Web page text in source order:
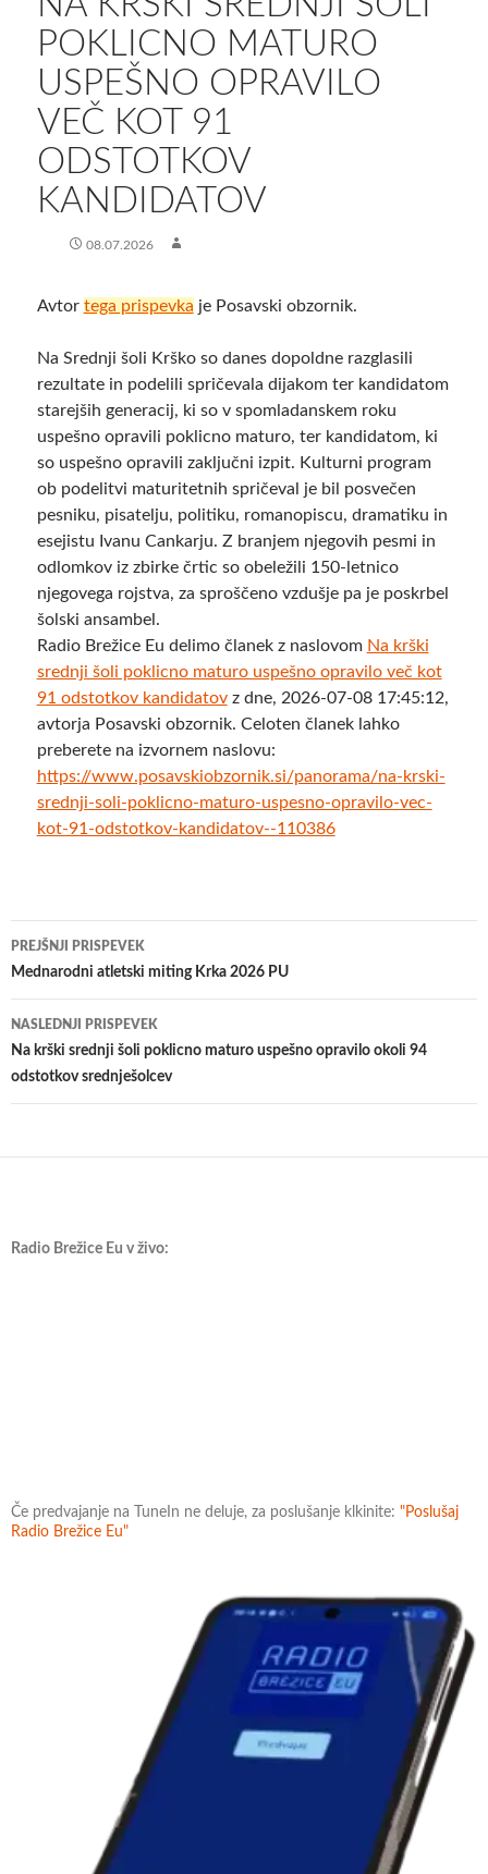
POKLICNO MATURO
USPEŠNO OPRAVILO
VEČ KOT 91
ODSTOTKOV
KANDIDATOV
08.07.2026
Avtor tega prispevka je Posavski obzornik.
Na Srednji šoli Krško so danes dopoldne razglasili
rezultate in podelili spričevala dijakom ter kandidatom
starejših generacij, ki so v spomladanskem roku
uspešno opravili poklicno maturo, ter kandidatom, ki
so uspešno opravili zaključni izpit. Kulturni program
ob podelitvi maturitetnih spričeval je bil posvečen
pesniku, pisatelju, politiku, romanopiscu, dramatiku in
esejistu Ivanu Cankarju. Z branjem njegovih pesmi in
odlomkov iz zbirke črtic so obeležili 150-letnico
njegovega rojstva, za sproščeno vzdušje pa je poskrbel
šolski ansambel.
Radio Brežice Eu delimo članek z naslovom Na krški
srednji šoli poklicno maturo uspešno opravilo več kot
91 odstotkov kandidatovz dne, 2026-07-08 17:45:12,
avtorja Posavski obzornik. Celoten članek lahko
preberete na izvornem naslovu:
https://www.posavskiobzornik.si/panorama/na-krski-
srednji-soli-poklicno-maturo-uspesno-opravilo-vec-
kot-91-odstotkov-kandidatov--110386
Krmarjenje
po
prispevkih
PREJŠNJI PRISPEVEK
Mednarodni atletski miting Krka 2026 PU
NASLEDNJI PRISPEVEK
Na krški srednji šoli poklicno maturo uspešno opravilo okoli 94
odstotkov srednješolcev
Radio Brežice Eu v živo:
Če predvajanje na TuneIn ne deluje, za poslušanje klkinite: "Poslušaj
Radio Brežice Eu"